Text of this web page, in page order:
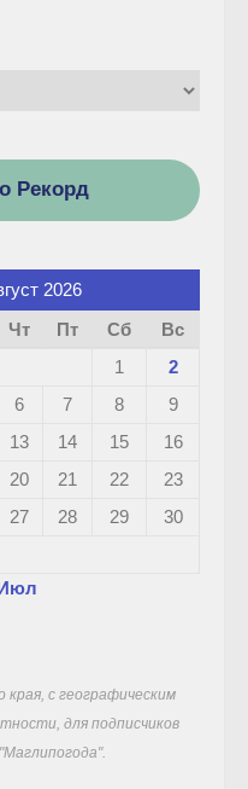
Рекорд
2026
Чт Пт Сб
Вс
1
2
6 7 8
9
13 14 15
16
20 21 22
23
27 28 29
30
с географическим
для подписчиков